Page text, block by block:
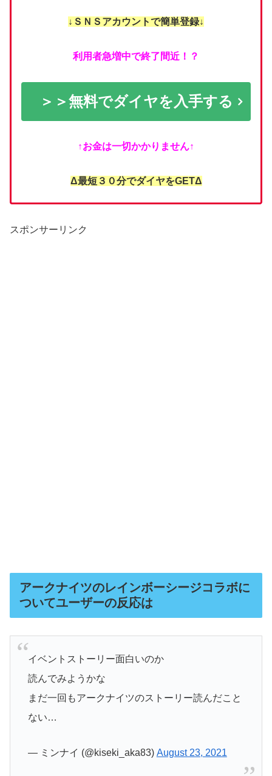
↓ＳＮＳアカウントで簡単登録↓
利用者急増中で終了間近！？
＞＞無料でダイヤを入手する
↑お金は一切かかりません↑
Δ最短３０分でダイヤをGETΔ
スポンサーリンク
アークナイツのレインボーシージコラボに
ついてユーザーの反応は
イベントストーリー面白いのか
読んでみようかな
まだ一回もアークナイツのストーリー読んだこと
ない…
— ミンナイ (@kiseki_aka83) August 23, 2021